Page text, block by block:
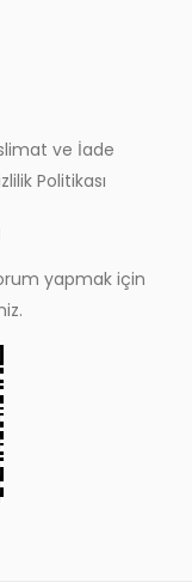
ve İade
Politikası
yapmak için